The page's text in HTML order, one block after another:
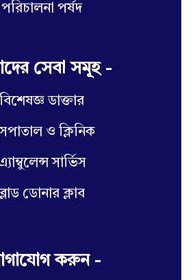
পরিচালনা পর্ষদ
সেবা সমূহ -
বিশেষজ্ঞ ডাক্তার
ও ক্লিনিক
সার্ভিস
ব্লাড ডোনার ক্লাব
করুন -